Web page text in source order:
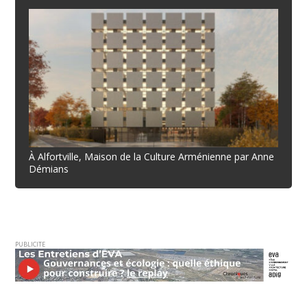
À Alfortville, Maison de la Culture Arménienne par Anne
Démians
PUBLICITE